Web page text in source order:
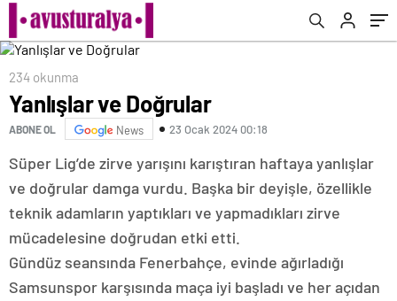
234 okunma
Yanlışlar ve Doğrular
ABONE OL News 23 Ocak 2024 00:18
Süper Lig’de zirve yarışını karıştıran haftaya yanlışlar
ve doğrular damga vurdu. Başka bir deyişle, özellikle
teknik adamların yaptıkları ve yapmadıkları zirve
mücadelesine doğrudan etki etti.
Gündüz seansında Fenerbahçe, evinde ağırladığı
Samsunspor karşısında maça iyi başladı ve her açıdan